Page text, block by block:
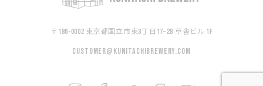
〒186-0002 東京都国立市東3丁目17−28 草舎ビル 1F
customer@kunitachibrewery.com